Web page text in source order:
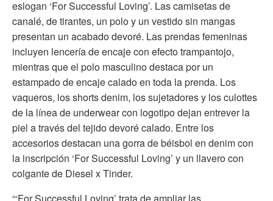
eslogan ‘For Successful Loving’. Las camisetas de
canalé, de tirantes, un polo y un vestido sin mangas
presentan un acabado devoré. Las prendas femeninas
incluyen lencería de encaje con efecto trampantojo,
mientras que el polo masculino destaca por un
estampado de encaje calado en toda la prenda. Los
vaqueros, los shorts denim, los sujetadores y los culottes
de la línea de underwear con logotipo dejan entrever la
piel a través del tejido devoré calado. Entre los
accesorios destacan una gorra de béisbol en denim con
la inscripción ‘For Successful Loving’ y un llavero con
colgante de Diesel x Tinder.